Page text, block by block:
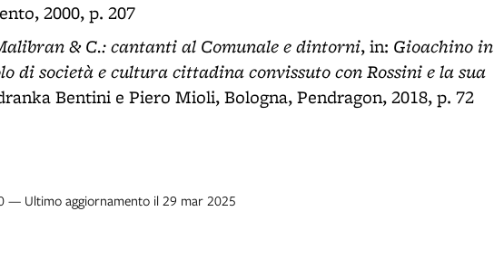
2000, p. 207
& C.: cantanti al Comunale e dintorni, in: Gioachino in
di società e cultura cittadina convissuto con Rossini e la sua
Bentini e Piero Mioli, Bologna, Pendragon, 2018, p. 72
— Ultimo aggiornamento il 29 mar 2025